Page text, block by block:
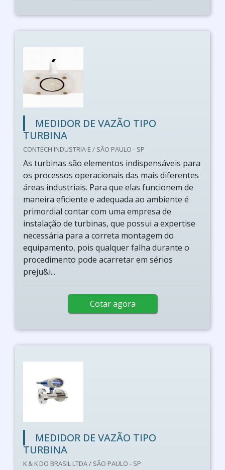
MEDIDOR DE VAZÃO TIPO
TURBINA
CONTECH INDUSTRIA E / SÃO PAULO - SP
As turbinas são elementos indispensáveis para
os processos operacionais das mais diferentes
áreas industriais. Para que elas funcionem de
maneira eficiente e adequada ao ambiente é
primordial contar com uma empresa de
instalação de turbinas, que possui a expertise
necessária para a correta montagem do
equipamento, pois qualquer falha durante o
procedimento pode acarretar em sérios
preju&i...
Cotar agora
MEDIDOR DE VAZÃO TIPO
TURBINA
K & K DO BRASIL LTDA / SÃO PAULO - SP